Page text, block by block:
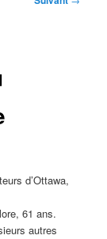
d’Ottawa,
61 ans.
autres